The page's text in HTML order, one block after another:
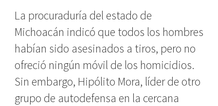
La procuraduría del estado de
Michoacán indicó que todos los hombres
habían sido asesinados a tiros, pero no
ofreció ningún móvil de los homicidios.
Sin embargo, Hipólito Mora, líder de otro
grupo de autodefensa en la cercana